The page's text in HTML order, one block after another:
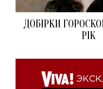
ДОБІРКИ
РІК